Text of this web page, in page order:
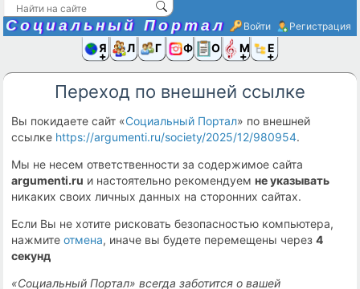
Социальный Портал Войти Регистрация
Я иЛюди
Группы
Фото Ещё
Переход по внешней ссылке
Вы покидаете сайт «Социальный Портал» по внешней
ссылке https://argumenti.ru/society/2025/12/980954.
Мы не несем ответственности за содержимое сайта
argumenti.ru и настоятельно рекомендуемне указывать
никаких своих личных данных на сторонних сайтах.
Если Вы не хотите рисковать безопасностью компьютера,
нажмитеотмена, иначе вы будете перемещены через4
секунд
«Социальный Портал» всегда заботится о вашей